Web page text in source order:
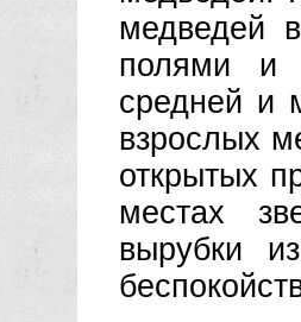
медведей
полями и
средней и
взрослых
открытых
местах
вырубки